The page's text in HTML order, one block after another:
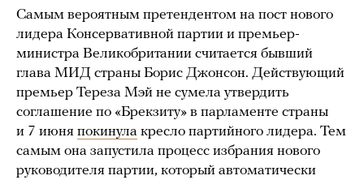
Самым вероятным претендентом на пост нового
лидера Консервативной партии и премьер-
министра Великобритании считается бывший
глава МИД страны Борис Джонсон. Действующий
премьер Тереза Мэй не сумела утвердить
соглашение по «Брекзиту» в парламенте страны
и 7 июня покинула кресло партийного лидера. Тем
самым она запустила процесс избрания нового
руководителя партии, который автоматически